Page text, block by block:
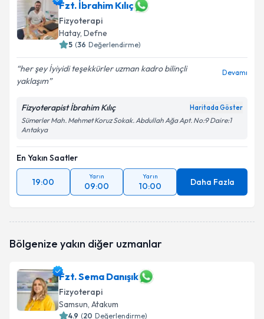
Fzt. İbrahim Kılıç
Fizyoterapi
Hatay, Defne
5 (36 Değerlendirme)
her şey İyiyidi teşekkürler uzman kadro bilinçli
yaklaşım
Devamı
Fizyoterapist İbrahim Kılıç Haritada Göster
Sümerler Mah. Mehmet Koruz Sokak. Abdullah Ağa Apt. No:9 Daire:1
Antakya
En Yakın Saatler
19:00
Yarın
09:00
Yarın
10:00 Daha Fazla
Bölgenize yakın diğer uzmanlar
Fzt. Sema Danışık
Fizyoterapi
Samsun, Atakum
4.9 (20 Değerlendirme)